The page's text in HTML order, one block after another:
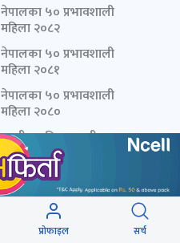
प्रोफाइल सर्च
नेपालका ५० प्रभावशाली
महिला २०८२
नेपालका ५० प्रभावशाली
महिला २०८१
नेपालका ५० प्रभावशाली
महिला २०८०
चालीस मुनिका चालीस- २०८३
- छनोट मनोनयन फर्म
चालीस मुनिका चालीस- २०८२
चालीस मुनिका चालीस- २०८१
मेरो कथा